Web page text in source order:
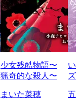
少女残酷物語〜
猟奇的な殺人〜
まいた菜穂
い
ズ
五